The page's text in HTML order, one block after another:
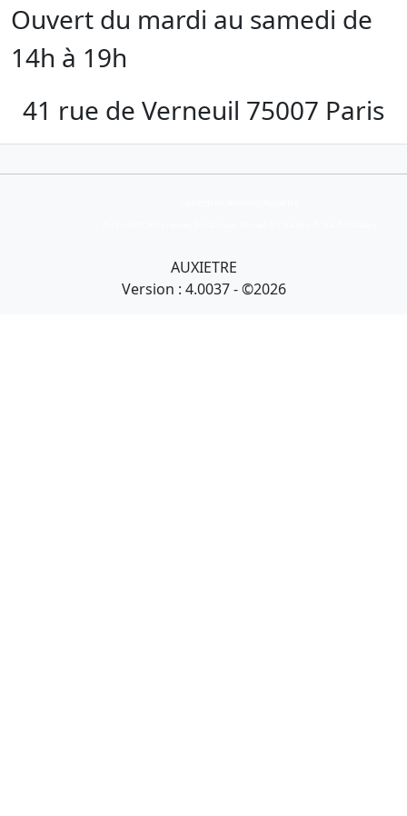
Ouvert du mardi au samedi de
14h à 19h
41 rue de Verneuil 75007 Paris
AUXIETRE
Version : 4.0037 - ©2026